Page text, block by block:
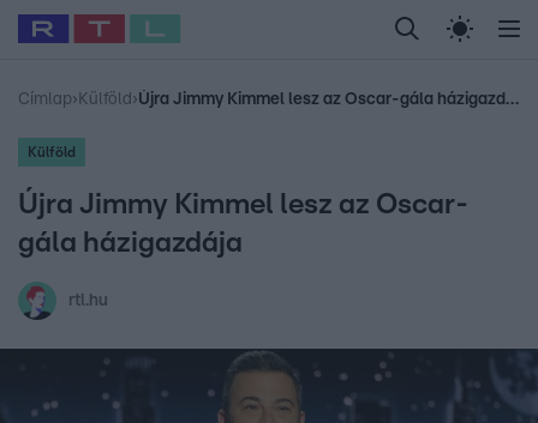
Legfrissebb RTL Híradó Randi Celeb vagyok,
Babits Marcella Most Wanted Gallusz
Címlap› Külföld › Újra Jimmy Kimmel lesz az Oscar-gála házigazdája
Külföld
Újra Jimmy Kimmel lesz az Oscar-
gála házigazdája
rtl.hu